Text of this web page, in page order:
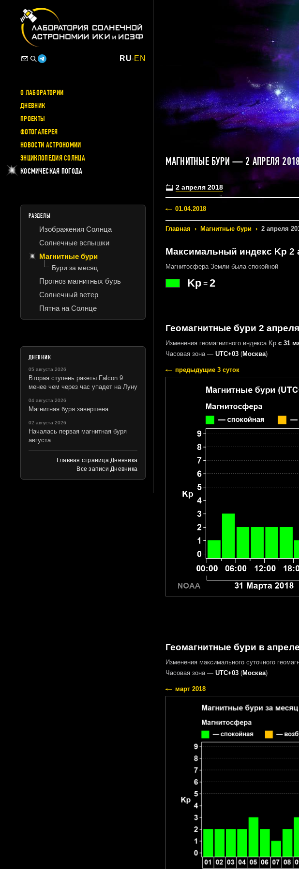
RU-EN
О ЛАБОРАТОРИИ
ДНЕВНИК
ПРОЕКТЫ
ФОТОГАЛЕРЕЯ
НОВОСТИ АСТРОНОМИИ
ЭНЦИКЛОПЕДИЯ СОЛНЦА
КОСМИЧЕСКАЯ ПОГОДА
РАЗДЕЛЫ
Изображения Солнца
Солнечные вспышки
Магнитные бури
Бури за месяц
Прогноз магнитных бурь
Солнечный ветер
Пятна на Солнце
ДНЕВНИК
05 августа 2026
Вторая ступень ракеты Falcon 9
менее чем через час упадет на Луну
04 августа 2026
Магнитная буря завершена
02 августа 2026
Началась первая магнитная буря
августа
Главная страница Дневника
Все записи Дневника
МАГНИТНЫЕ БУРИ — 2 АПРЕЛЯ
2 апреля 2018
01.04.2018
Главная › Магнитные бури › 2 апреля
Максимальный индекс Kp 2
Магнитосфера Земли была спокойной
Kp= 2
Геомагнитные бури 2
Изменения геомагнитного индекса Kp с 31
Часовая зона — UTC+03(Москва)
предыдущие 3 суток
Геомагнитные бури в
Изменения максимального суточного
Часовая зона — UTC+03(Москва)
март 2018